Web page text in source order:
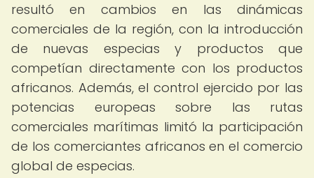
resultó en cambios en las dinámicas
comerciales de la región, con la introducción
de nuevas especias y productos que
competían directamente con los productos
africanos. Además, el control ejercido por las
potencias europeas sobre las rutas
comerciales marítimas limitó la participación
de los comerciantes africanos en el comercio
global de especias.